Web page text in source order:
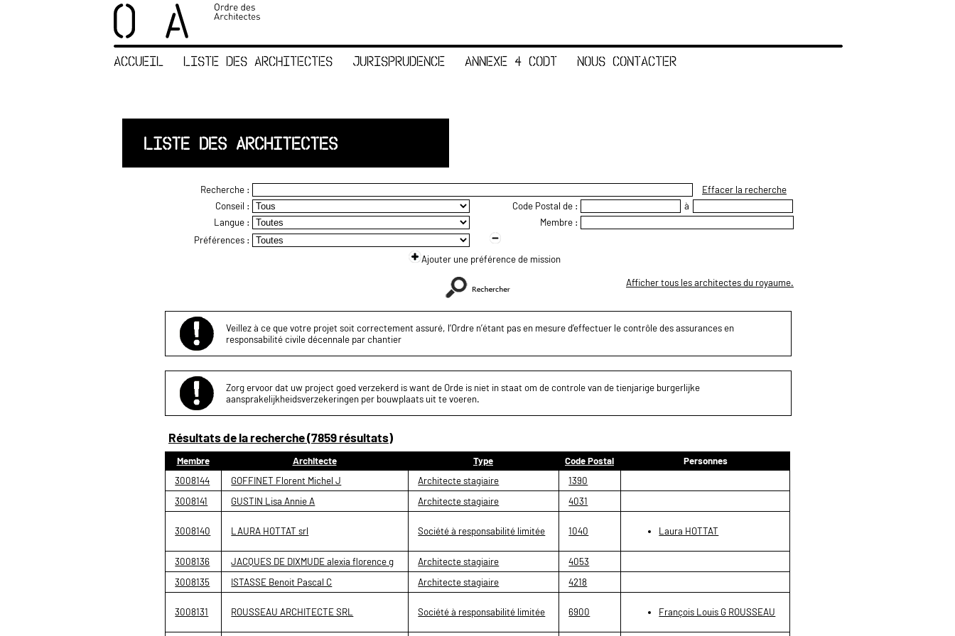
ACCUEIL LISTE DES ARCHITECTES JURISPRUDENCE ANNEXE 4 CODT NOUS CONTACTER
LISTE DES ARCHITECTES
Recherche :
Effacer la recherche
Conseil :
Code Postal de :
à
Langue :
Membre :
Préférences :
Ajouter une préférence de mission
Afficher tous les architectes du royaume.
Veillez à ce que votre projet soit correctement assuré, l’Ordre n’étant pas en mesure d’effectuer le contrôle des assurances en
responsabilité civile décennale par chantier
Zorg ervoor dat uw project goed verzekerd is want de Orde is niet in staat om de controle van de tienjarige burgerlijke
aansprakelijkheidsverzekeringen per bouwplaats uit te voeren.
Résultats de la recherche (7859 résultats)
Membre Architecte Type Code Postal
Personnes
3008144
GOFFINET Florent Michel J Architecte stagiaire
1390
3008141
GUSTIN Lisa Annie A Architecte stagiaire 4031
3008140 LAURA HOTTAT srl Société à responsabilité limitée 1040 Laura HOTTAT
3008136 JACQUES DE DIXMUDE alexia florence g Architecte stagiaire
4053
3008135
ISTASSE Benoit Pascal C Architecte stagiaire 4218
3008131 ROUSSEAU ARCHITECTE SRL Société à responsabilité limitée 6900 François Louis G ROUSSEAU